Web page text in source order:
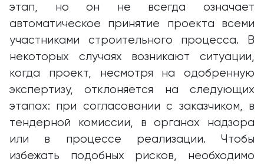
этап, но он не всегда означает
автоматическое принятие проекта всеми
участниками строительного процесса. В
некоторых случаях возникают ситуации,
когда проект, несмотря на одобренную
экспертизу, отклоняется на следующих
этапах: при согласовании с заказчиком, в
тендерной комиссии, в органах надзора
или в процессе реализации. Чтобы
избежать подобных рисков, необходимо